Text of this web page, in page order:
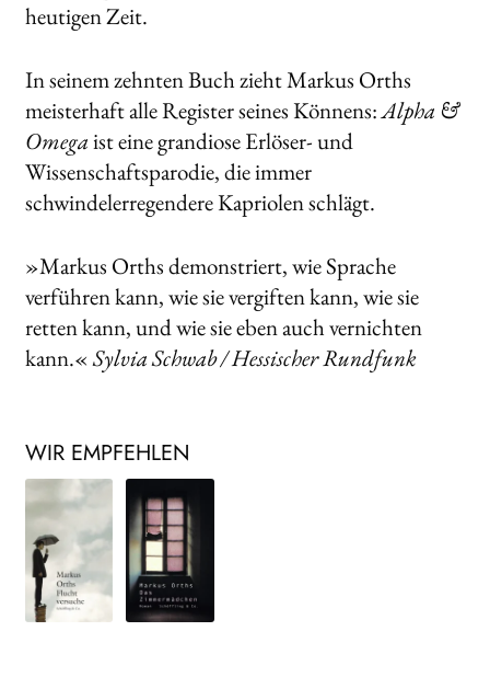
heutigen Zeit.
In seinem zehnten Buch zieht Markus Orths
meisterhaft alle Register seines Könnens:Alpha &
Omegaist eine grandiose Erlöser- und
Wissenschaftsparodie, die immer
schwindelerregendere Kapriolen schlägt.
»Markus Orths demonstriert, wie Sprache
verführen kann, wie sie vergiften kann, wie sie
retten kann, und wie sie eben auch vernichten
kann.«Sylvia Schwab / Hessischer Rundfunk
WIR EMPFEHLEN